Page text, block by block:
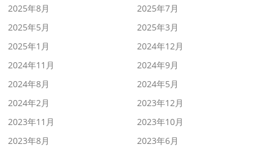
2025年8月
2025年7月
2025年5月
2025年3月
2025年1月
2024年12月
2024年11月
2024年9月
2024年8月
2024年5月
2024年2月
2023年12月
2023年11月
2023年10月
2023年8月
2023年6月